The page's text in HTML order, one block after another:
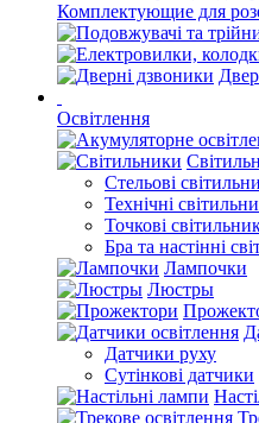
Комплектующие для
Освітлення
Стельові
Технічні
Точкові
Бра та настінні
Лампочки
Люстры
Датчики руху
Сутінкові датчики